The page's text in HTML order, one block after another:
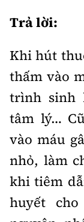
Nhà thầu
Mời thầu - Đấu
Thi viết về
Âm nhạc
Hậu trường sao
360 độ thể thao
Sản phẩm mới
Tư vấn
Hồ sơ tài liệu
Thế giới giao
Thế giới xây
Du lịch
Khám phá
Lối sống
Ẩm thực
Video
Thời sự
Khám phá
Camera giao
Câu chuyện
Cơ quan chủ
Giấy phép số:
Trả lời:
Khi hút
thấm vào
trình sinh
tâm lý…
vào máu
nhỏ, làm
khi tiêm
huyết